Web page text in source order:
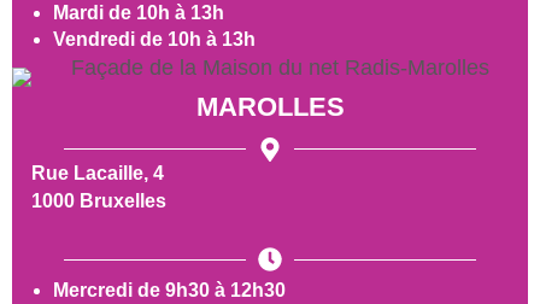
Mardi de 10h à 13h
Vendredi de 10h à 13h
MAROLLES
Rue Lacaille, 4
1000 Bruxelles
Mercredi de 9h30 à 12h30